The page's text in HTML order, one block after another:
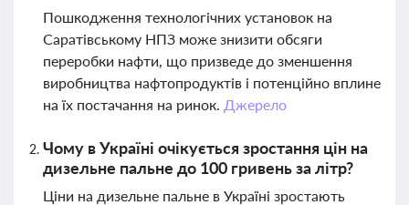
Пошкодження технологічних установок на
Саратівському НПЗ може знизити обсяги
переробки нафти, що призведе до зменшення
виробництва нафтопродуктів і потенційно вплине
на їх постачання на ринок. Джерело
Чому в Україні очікується зростання цін на
дизельне пальне до 100 гривень за літр?
Ціни на дизельне пальне в Україні зростають